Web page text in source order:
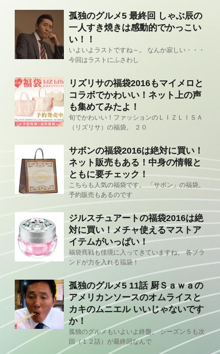
孤独のグルメ5 最終回 しゃぶ辰の
一人すき焼きは感動的でかっこい
い！！
いよいよラストですね～。 なんか寂しい・・・
今回はラストにふさわし
リズリサの福袋2016もマイメロと
コラボでかわいい！ネット上の声
も集めてみたよ！
旬でかわいい！ファッションのＬＩＺＬＩＳＡ
（リズリサ）の福袋。 ２０
サボンの福袋2016は絶対に買い！
ネット販売もある！中身の情報と
ともに要チェック！
こちらも人気の福袋です。 「サボン」の福袋。
予約販売もあるのです
ジルスチュアートの福袋2016は絶
対に買い！メチャ使えるマストア
イテムがいっぱい！
福袋商戦も佳境に入ってきていますね。 各ブラ
ンドが力を入れる福袋！
孤独のグルメ5 11話 厨Ｓａｗａの
アメリカンソースのオムライスと
カキのムニエル いいじゃないです
か！
孤独のグルメもいよいよ終盤。 シーズン５も次
回（１２話）が最終回なんで